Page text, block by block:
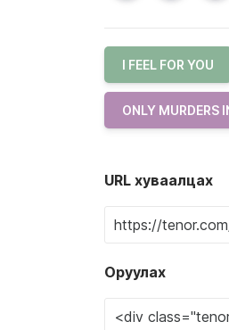
I FEEL FOR YOU
ONLY MURDERS
URL хуваалцах
Оруулах